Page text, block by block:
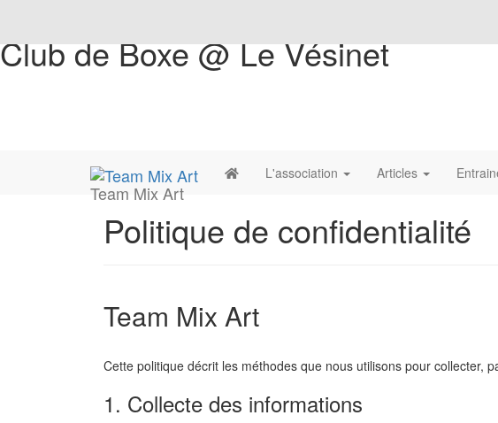
Club de Boxe @ Le Vésinet
Team Mix Art
L'association Articles
Politique de confidentialité
Team Mix Art
Cette politique décrit les méthodes que nous utilisons pour collecter,
1. Collecte des informations